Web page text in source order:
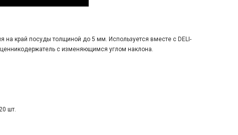
на край посуды толщиной до 5 мм. Используется вместе с DELI-
ценникодержатель с изменяющимся углом наклона.
шт.